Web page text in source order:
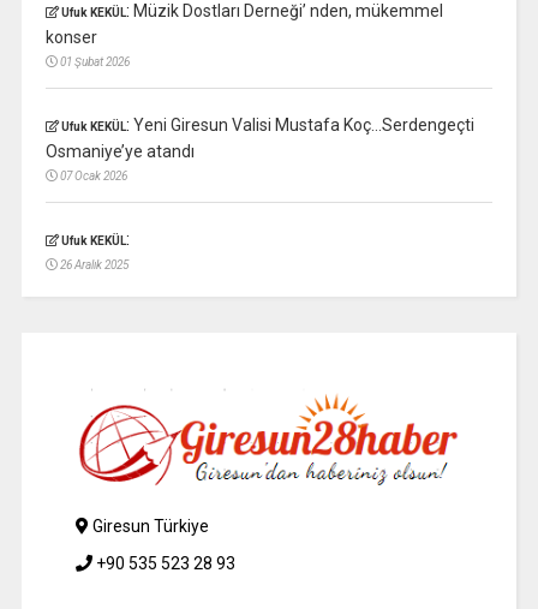
Ufuk KEKÜL: Müzik Dostları Derneği’ nden, mükemmel
konser
01 Şubat 2026
Ufuk KEKÜL: Yeni Giresun Valisi Mustafa Koç…Serdengeçti
Osmaniye’ye atandı
07 Ocak 2026
Ufuk KEKÜL:
26 Aralık 2025
Giresun Türkiye
+90 535 523 28 93